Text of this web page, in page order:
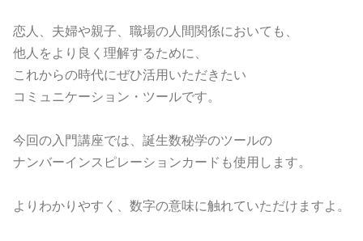
恋人、夫婦や親子、職場の人間関係においても、
他人をより良く理解するために、
これからの時代にぜひ活用いただきたい
コミュニケーション・ツールです。
今回の入門講座では、誕生数秘学のツールの
ナンバーインスピレーションカードも使用します。
よりわかりやすく、数字の意味に触れていただけますよ。